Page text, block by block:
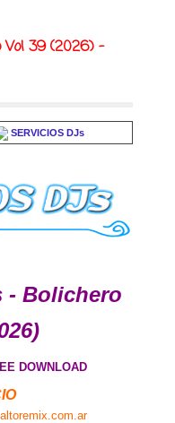
Vol 39 (2026) -
SERVICIOS DJs
- Bolichero
DOWNLOAD